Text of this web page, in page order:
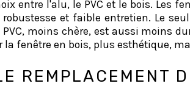
entre l'alu, le PVC et le bois. Les
et faible entretien. Le
moins chère, est aussi moins
la fenêtre en bois, plus esthétique,
REMPLACEMENT